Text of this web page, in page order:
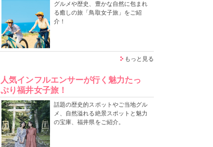
グルメや歴史、豊かな自然に包まれ
る癒しの旅「鳥取女子旅」をご紹
介！
もっと見る
人気インフルエンサーが行く魅力たっ
ぷり福井女子旅！
話題の歴史的スポットやご当地グル
メ、自然溢れる絶景スポットと魅力
の宝庫、福井県をご紹介。